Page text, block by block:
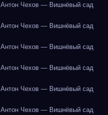
Антон Чехов — Вишнёвый сад
Антон Чехов — Вишнёвый сад
Антон Чехов — Вишнёвый сад
Антон Чехов — Вишнёвый сад
Антон Чехов — Вишнёвый сад
Антон Чехов — Вишнёвый сад